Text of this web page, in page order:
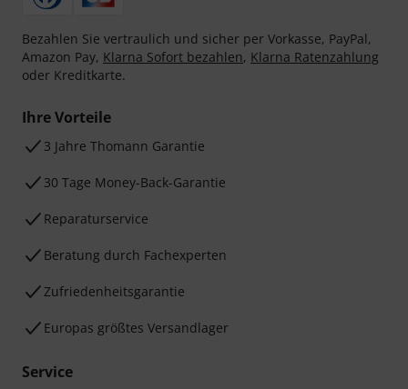
Bezahlen Sie vertraulich und sicher per Vorkasse, PayPal,
Amazon Pay, Klarna Sofort bezahlen, Klarna Ratenzahlung
oder Kreditkarte.
Ihre Vorteile
3 Jahre Thomann Garantie
30 Tage Money-Back-Garantie
Reparaturservice
Beratung durch Fachexperten
Zufriedenheitsgarantie
Europas größtes Versandlager
Service